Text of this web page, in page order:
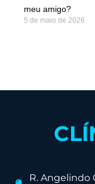
meu amigo?
5 de maio de 2026
R. Angelindo